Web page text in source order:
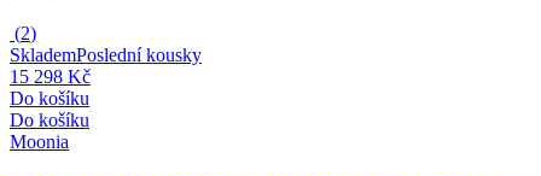
(2)
SklademPoslední kousky
15 298 Kč
Do košíku
Do košíku
Moonia